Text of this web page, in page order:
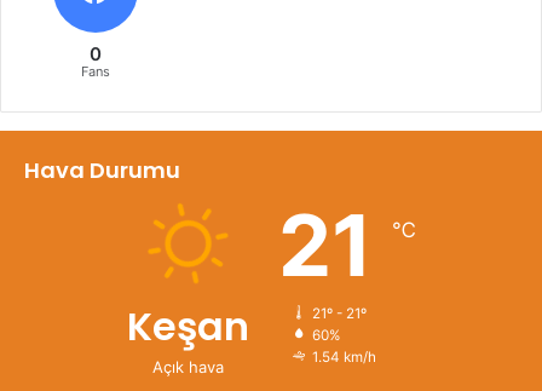
0
Fans
Hava Durumu
Keşan
Açık hava
21 ℃
21º - 21º
60%
1.54 km/h